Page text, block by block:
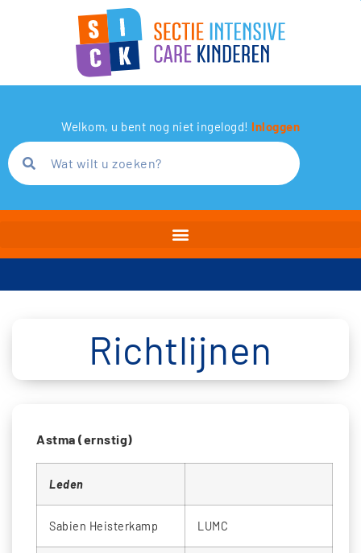
Welkom, u bent nog niet ingelogd! Inloggen
Richtlijnen
Astma (ernstig)
Leden
Sabien Heisterkamp LUMC